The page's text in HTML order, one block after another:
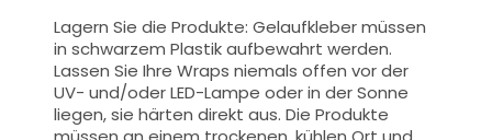
Lagern Sie die Produkte: Gelaufkleber müssen
in schwarzem Plastik aufbewahrt werden.
Lassen Sie Ihre Wraps niemals offen vor der
UV- und/oder LED-Lampe oder in der Sonne
liegen, sie härten direkt aus. Die Produkte